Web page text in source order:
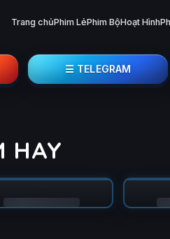
Trang chủPhim LẻPhim BộHoạt Hình
☰ TELEGRAM
HAY